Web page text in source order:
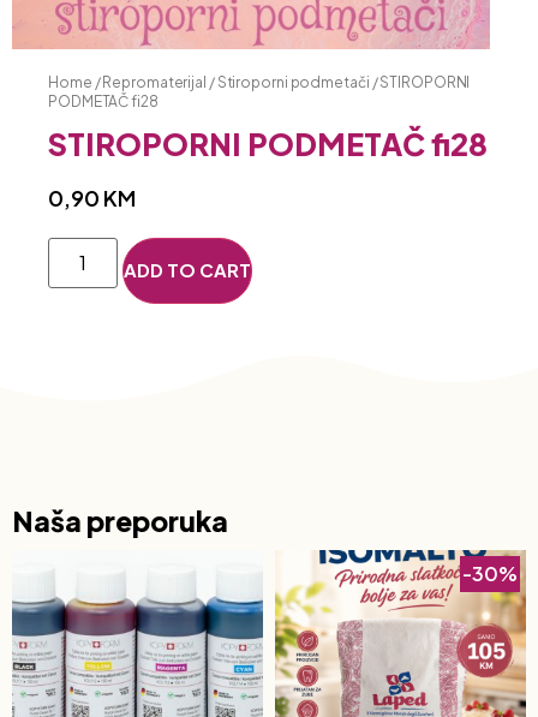
Home /Repromaterijal / Stiroporni podmetači / STIROPORNI
PODMETAČ fi28
STIROPORNI PODMETAČ fi28
0,90 KM
ADD TO CART
Naša preporuka
-30%